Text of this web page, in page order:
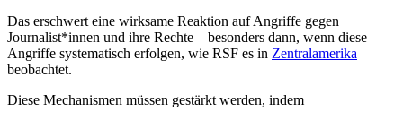
Das erschwert eine wirksame Reaktion auf Angriffe gegen
Journalist*innen und ihre Rechte – besonders dann, wenn diese
Angriffe systematisch erfolgen, wie RSF es in Zentralamerika
beobachtet.
Diese Mechanismen müssen gestärkt werden, indem